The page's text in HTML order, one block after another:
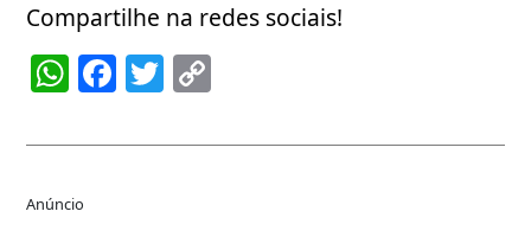
Compartilhe na redes sociais!
WhatsApp
Facebook
Twitter
Anúncio